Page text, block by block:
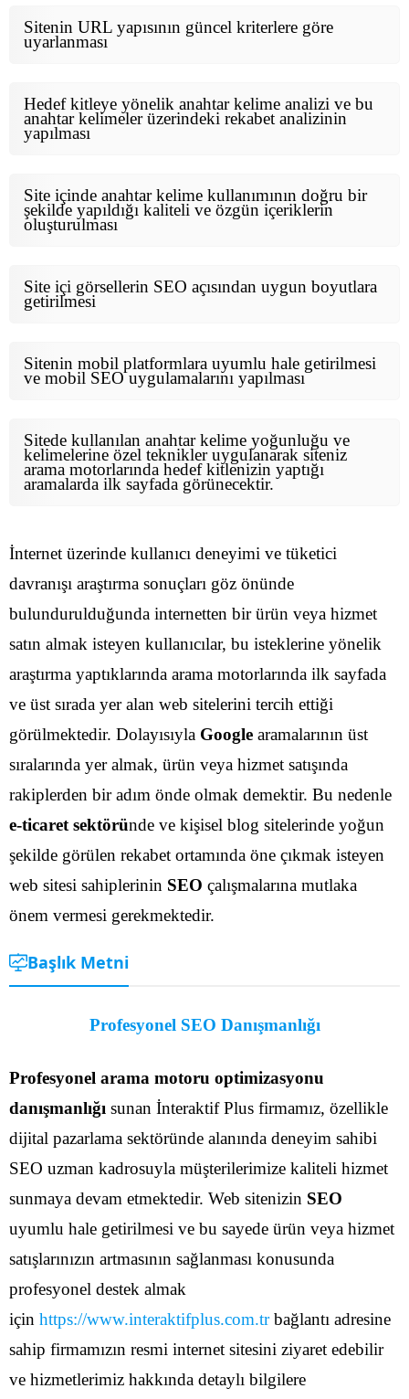
Sitenin URL yapısının güncel kriterlere göre
uyarlanması
Hedef kitleye yönelik anahtar kelime analizi ve bu
anahtar kelimeler üzerindeki rekabet analizinin
yapılması
Site içinde anahtar kelime kullanımının doğru bir
şekilde yapıldığı kaliteli ve özgün içeriklerin
oluşturulması
Site içi görsellerin SEO açısından uygun boyutlara
getirilmesi
Sitenin mobil platformlara uyumlu hale getirilmesi
ve mobil SEO uygulamalarını yapılması
Sitede kullanılan anahtar kelime yoğunluğu ve
kelimelerine özel teknikler uygulanarak siteniz
arama motorlarında hedef kitlenizin yaptığı
aramalarda ilk sayfada görünecektir.
İnternet üzerinde kullanıcı deneyimi ve tüketici
davranışı araştırma sonuçları göz önünde
bulundurulduğunda internetten bir ürün veya hizmet
satın almak isteyen kullanıcılar, bu isteklerine yönelik
araştırma yaptıklarında arama motorlarında ilk sayfada
ve üst sırada yer alan web sitelerini tercih ettiği
görülmektedir. Dolayısıyla Google aramalarının üst
sıralarında yer almak, ürün veya hizmet satışında
rakiplerden bir adım önde olmak demektir. Bu nedenle
e-ticaret sektöründe ve kişisel blog sitelerinde yoğun
şekilde görülen rekabet ortamında öne çıkmak isteyen
web sitesi sahiplerinin SEO çalışmalarına mutlaka
önem vermesi gerekmektedir.
Başlık Metni
Profesyonel SEO Danışmanlığı
Profesyonel arama motoru optimizasyonu
danışmanlığı sunan İnteraktif Plus firmamız, özellikle
dijital pazarlama sektöründe alanında deneyim sahibi
SEO uzman kadrosuyla müşterilerimize kaliteli hizmet
sunmaya devam etmektedir. Web sitenizin SEO
uyumlu hale getirilmesi ve bu sayede ürün veya hizmet
satışlarınızın artmasının sağlanması konusunda
profesyonel destek almak
için https://www.interaktifplus.com.trbağlantı adresine
sahip firmamızın resmi internet sitesini ziyaret edebilir
ve hizmetlerimiz hakkında detaylı bilgilere